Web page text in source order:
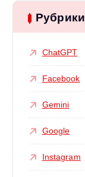
Рубрики
ChatGPT
Facebook
Gemini
Google
Instagram